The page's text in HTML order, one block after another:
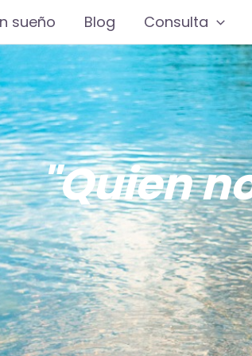
sueño Blog Consulta
"Quien